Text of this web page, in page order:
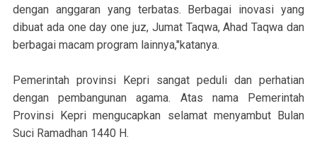
dengan anggaran yang terbatas. Berbagai inovasi yang
dibuat ada one day one juz, Jumat Taqwa, Ahad Taqwa dan
berbagai macam program lainnya,"katanya.
Pemerintah provinsi Kepri sangat peduli dan perhatian
dengan pembangunan agama. Atas nama Pemerintah
Provinsi Kepri mengucapkan selamat menyambut Bulan
Suci Ramadhan 1440 H.